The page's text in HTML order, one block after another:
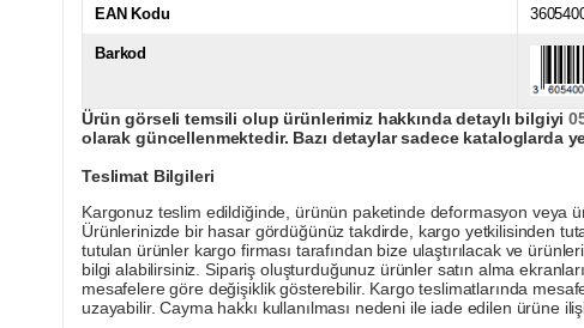
EAN Kodu
Barkod
Ürün görseli temsili olup ürünlerimiz hakkında detaylı bilgiyi
olarak güncellenmektedir. Bazı detaylar sadece kataloglarda
Teslimat Bilgileri
Kargonuz teslim edildiğinde, ürünün paketinde deformasyon veya
Ürünlerinizde bir hasar gördüğünüz takdirde, kargo yetkilisinden
tutulan ürünler kargo firması tarafından bize ulaştırılacak ve
bilgi alabilirsiniz. Sipariş oluşturduğunuz ürünler satın alma
mesafelere göre değişiklik gösterebilir. Kargo teslimatlarında
uzayabilir. Cayma hakkı kullanılması nedeni ile iade edilen ürüne